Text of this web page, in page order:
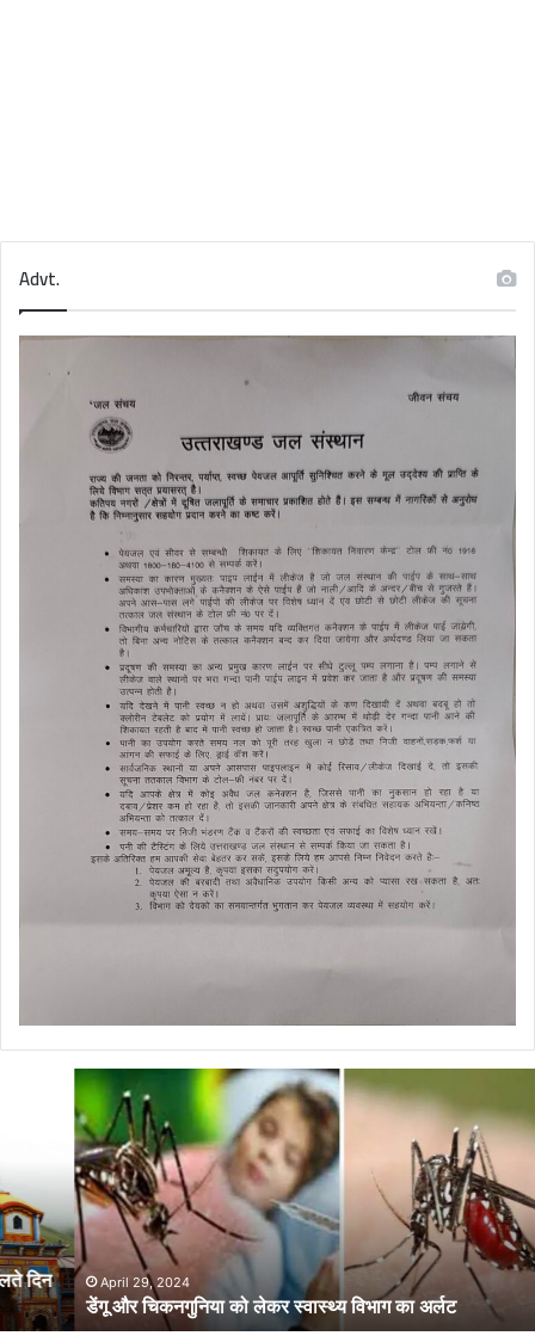
Advt.
लेकर
स्वास्थ्य
विभाग
का
अर्लटApril 29, 2024
डेंगू और चिकनगुनिया को लेकर स्वास्थ्य विभाग का अर्लट